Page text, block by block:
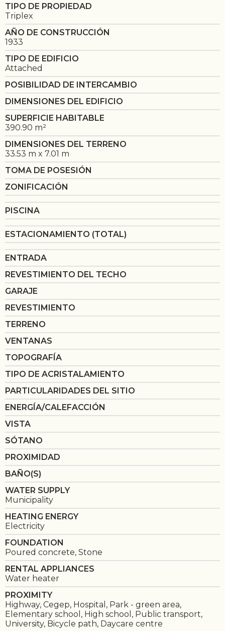
TIPO DE PROPIEDAD
Triplex
AÑO DE CONSTRUCCIÓN
1933
TIPO DE EDIFICIO
Attached
POSIBILIDAD DE INTERCAMBIO
DIMENSIONES DEL EDIFICIO
SUPERFICIE HABITABLE
390.90 m²
DIMENSIONES DEL TERRENO
33.53 m x 7.01 m
TOMA DE POSESIÓN
ZONIFICACIÓN
PISCINA
ESTACIONAMIENTO (TOTAL)
ENTRADA
REVESTIMIENTO DEL TECHO
GARAJE
REVESTIMIENTO
TERRENO
VENTANAS
TOPOGRAFÍA
TIPO DE ACRISTALAMIENTO
PARTICULARIDADES DEL SITIO
ENERGÍA/CALEFACCIÓN
VISTA
SÓTANO
PROXIMIDAD
BAÑO(S)
WATER SUPPLY
Municipality
HEATING ENERGY
Electricity
FOUNDATION
Poured concrete, Stone
RENTAL APPLIANCES
Water heater
PROXIMITY
Highway, Cegep, Hospital, Park - green area,
Elementary school, High school, Public transport,
University, Bicycle path, Daycare centre